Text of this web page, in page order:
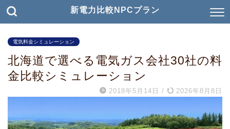
新電力比較NPCプラン
電気料金シミュレーション
北海道で選べる電気ガス会社30社の料
金比較シミュレーション
2018年5月14日 / 2026年8月8日